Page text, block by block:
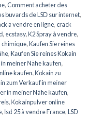
,Comment acheter des
buvards de LSD sur internet,
a vendre en ligne,crack
,ecstasy,K2 Spray à vendre,
chimique,Kaufen Sie reines
,Kaufen Sie reines Kokain
meiner Nähe kaufen,
kaufen,Kokain zu
zum Verkauf in meiner
in meiner Nähe kaufen,
,Kokainpulver online
,lsd 25 à vendre France,LSD